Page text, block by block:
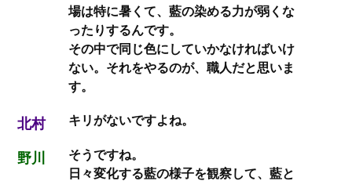
場は特に暑くて、藍の染める力が弱くな
ったりするんです。
その中で同じ色にしていかなければいけ
ない。それをやるのが、職人だと思いま
す。
北村 キリがないですよね。
野川
そうですね。
日々変化する藍の様子を観察して、藍と